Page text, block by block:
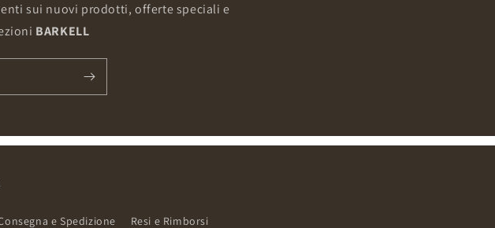
sui nuovi prodotti, offerte speciali e
BARKELL
e Spedizione Resi e Rimborsi